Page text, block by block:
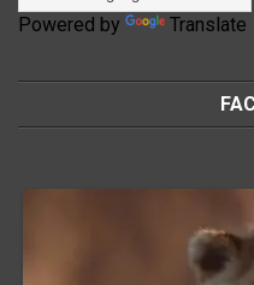
Powered by Translate